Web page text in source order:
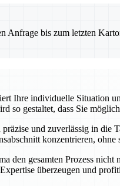
Anfrage bis zum letzten
Ihre individuelle Situation
so gestaltet, dass Sie
und zuverlässig in
konzentrieren,
gesamten Prozess nicht
überzeugen und